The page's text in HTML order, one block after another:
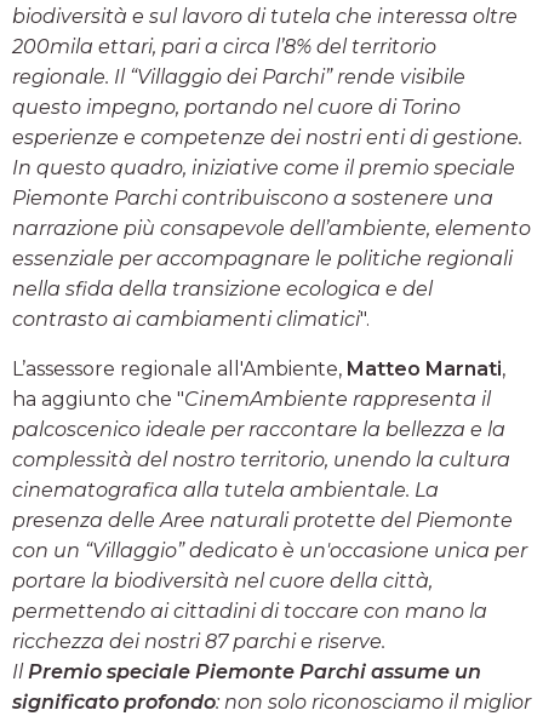
biodiversità e sul lavoro di tutela che interessa oltre
200mila ettari, pari a circa l’8% del territorio
regionale. Il “Villaggio dei Parchi” rende visibile
questo impegno, portando nel cuore di Torino
esperienze e competenze dei nostri enti di gestione.
In questo quadro, iniziative come il premio speciale
Piemonte Parchi contribuiscono a sostenere una
narrazione più consapevole dell’ambiente, elemento
essenziale per accompagnare le politiche regionali
nella sfida della transizione ecologica e del
contrasto ai cambiamenti climatici".
L’assessore regionale all'Ambiente, Matteo Marnati,
ha aggiunto che "CinemAmbiente rappresenta il
palcoscenico ideale per raccontare la bellezza e la
complessità del nostro territorio, unendo la cultura
cinematografica alla tutela ambientale. La
presenza delle Aree naturali protette del Piemonte
con un “Villaggio” dedicato è un'occasione unica per
portare la biodiversità nel cuore della città,
permettendo ai cittadini di toccare con mano la
ricchezza dei nostri 87 parchi e riserve.
IlPremio speciale Piemonte Parchi assume un
significato profondo: non solo riconosciamo il miglior